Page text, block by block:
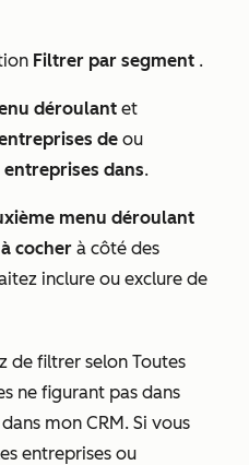
Filtrer par segment .
déroulant et
de ou
dans.
menu déroulant
cocher à côté des
inclure ou exclure de
de filtrer selon Toutes
ne figurant pas dans
mon CRM. Si vous
entreprises ou